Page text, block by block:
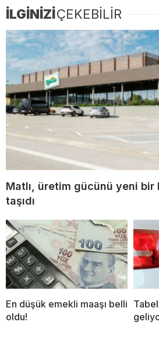
İLGİNİZİÇEKEBİLİR
Matlı, üretim gücünü yeni bir
taşıdı
En düşük emekli maaşı belli
oldu!